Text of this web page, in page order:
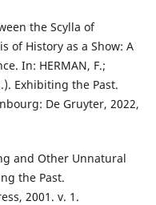
the Scylla of
of History as a Show: A
In: HERMAN, F.;
Exhibiting the Past.
De Gruyter, 2022,
and Other Unnatural
the Past.
2001. v. 1.